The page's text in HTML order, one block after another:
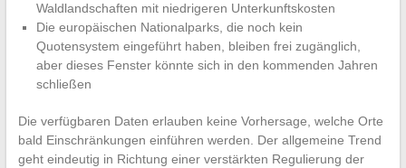
Waldlandschaften mit niedrigeren Unterkunftskosten
Die europäischen Nationalparks, die noch kein
Quotensystem eingeführt haben, bleiben frei zugänglich,
aber dieses Fenster könnte sich in den kommenden Jahren
schließen
Die verfügbaren Daten erlauben keine Vorhersage, welche Orte
bald Einschränkungen einführen werden. Der allgemeine Trend
geht eindeutig in Richtung einer verstärkten Regulierung der